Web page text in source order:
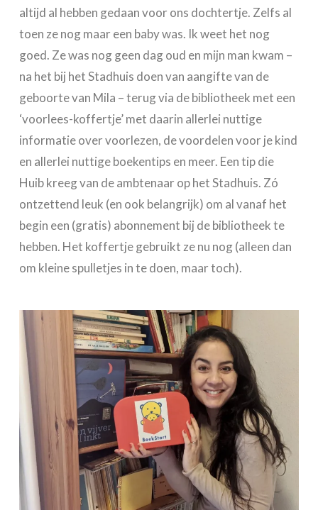
altijd al hebben gedaan voor ons dochtertje. Zelfs al
toen ze nog maar een baby was. Ik weet het nog
goed. Ze was nog geen dag oud en mijn man kwam –
na het bij het Stadhuis doen van aangifte van de
geboorte van Mila – terug via de bibliotheek met een
‘voorlees-koffertje’ met daarin allerlei nuttige
informatie over voorlezen, de voordelen voor je kind
en allerlei nuttige boekentips en meer. Een tip die
Huib kreeg van de ambtenaar op het Stadhuis. Zó
ontzettend leuk (en ook belangrijk) om al vanaf het
begin een (gratis) abonnement bij de bibliotheek te
hebben. Het koffertje gebruikt ze nu nog (alleen dan
om kleine spulletjes in te doen, maar toch).